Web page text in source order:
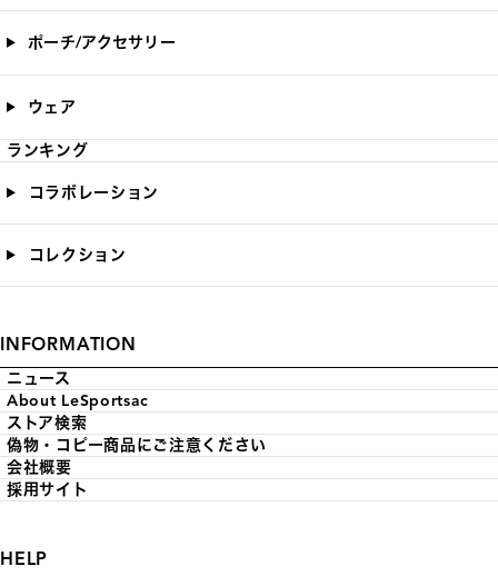
ポーチ/アクセサリー
ウェア
ランキング
コラボレーション
コレクション
INFORMATION
ニュース
About LeSportsac
ストア検索
偽物・コピー商品にご注意ください
会社概要
採用サイト
HELP